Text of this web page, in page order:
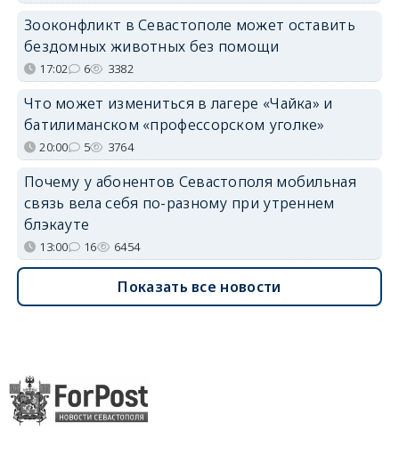
Зооконфликт в Севастополе может оставить
бездомных животных без помощи
17:02 6 3382
Что может измениться в лагере «Чайка» и
батилиманском «профессорском уголке»
20:00 5 3764
Почему у абонентов Севастополя мобильная
связь вела себя по-разному при утреннем
блэкауте
13:00 16 6454
Показать все новости